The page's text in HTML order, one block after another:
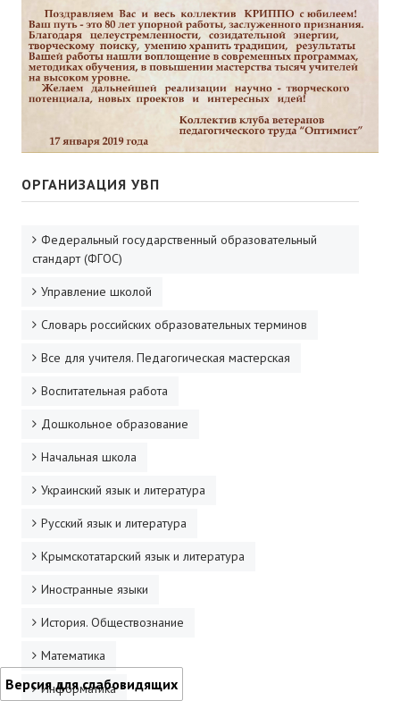
ОРГАНИЗАЦИЯ УВП
Федеральный государственный образовательный
стандарт (ФГОС)
Управление школой
Словарь российских образовательных терминов
Все для учителя. Педагогическая мастерская
Воспитательная работа
Дошкольное образование
Начальная школа
Украинский язык и литература
Русский язык и литература
Крымскотатарский язык и литература
Иностранные языки
История. Обществознание
Математика
Информатика
Версия для слабовидящих